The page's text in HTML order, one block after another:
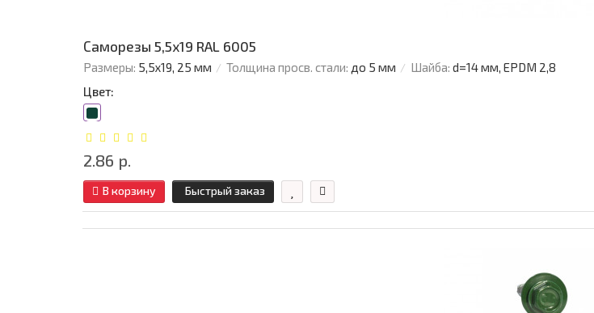
Саморезы 5,5х19 RAL 6005
Размеры: 5,5х19, 25 мм Толщина просв. стали: до 5 мм Шайба: d=14 мм, EPDM 2,8
Цвет:
2.86 р.
В корзину Быстрый заказ